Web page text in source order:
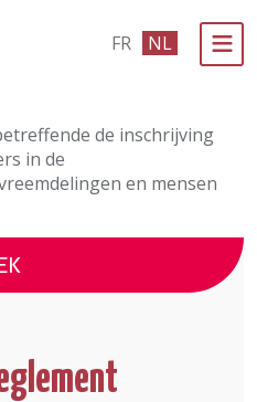
FR NL
de inschrijving
in de
en mensen